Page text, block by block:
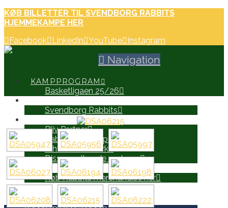
KØB BILLETTER TIL SVENDBORG RABBITS
HJEMMEKAMPE HER
Facebook LinkedIn YouTube Instagram
Navigation
KAMPPROGRAM
Basketligaen 25/26
Svendborg Rabbits
Bliv Partner
Rabbits Partnerprospekt
Erhvervsnetværk
Disse er allerede partnere
WEB SHOP
Køb Rabbits merchandise her
SEARCH